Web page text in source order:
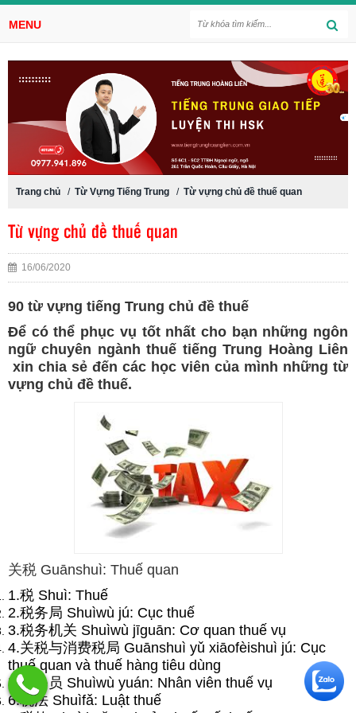
Trang chủ / Từ Vựng Tiếng Trung / Từ vựng chủ đề thuế quan
Từ vựng chủ đề thuế quan
16/06/2020
90 từ vựng tiếng Trung chủ đề thuế
Để có thể phục vụ tốt nhất cho bạn những ngôn
ngữ chuyên ngành thuế tiếng Trung Hoàng Liên
xin chia sẻ đến các học viên của mình những từ
vựng chủ đề thuế.
关税 Guānshuì: Thuế quan
1.税 Shuì: Thuế
2.税务局 Shuìwù jú: Cục thuế
3.税务机关 Shuìwù jīguān: Cơ quan thuế vụ
4.关税与消费税局 Guānshuì yǔ xiāofèishuì jú: Cục
thuế quan và thuế hàng tiêu dùng
5.税务员 Shuìwù yuán: Nhân viên thuế vụ
6.税法 Shuìfǎ: Luật thuế